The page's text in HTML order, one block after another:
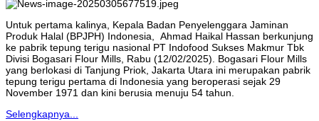
Untuk pertama kalinya, Kepala Badan Penyelenggara Jaminan
Produk Halal (BPJPH) Indonesia, Ahmad Haikal Hassan berkunjung
ke pabrik tepung terigu nasional PT Indofood Sukses Makmur Tbk
Divisi Bogasari Flour Mills, Rabu (12/02/2025). Bogasari Flour Mills
yang berlokasi di Tanjung Priok, Jakarta Utara ini merupakan pabrik
tepung terigu pertama di Indonesia yang beroperasi sejak 29
November 1971 dan kini berusia menuju 54 tahun.
Selengkapnya...